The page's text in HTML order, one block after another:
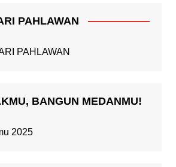
PAHLAWAN
BANGUN MEDANMU!